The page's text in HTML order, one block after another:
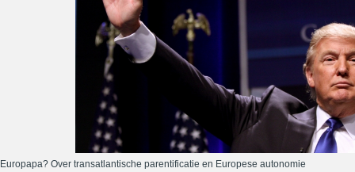
Europapa? Over transatlantische parentificatie en Europese autonomie